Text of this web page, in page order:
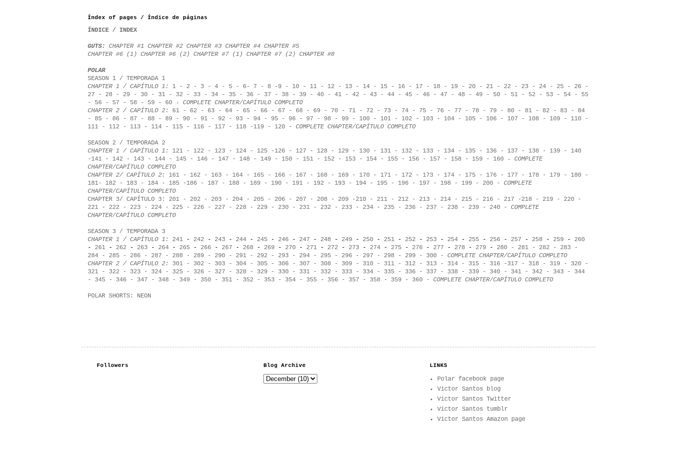
Índex of pages / Índice de páginas
ÍNDICE / INDEX
GUTS: CHAPTER #1 CHAPTER #2 CHAPTER #3 CHAPTER #4 CHAPTER #5
CHAPTER #6 (1) CHAPTER #6 (2) CHAPTER #7 (1) CHAPTER #7 (2) CHAPTER #8
POLAR
SEASON 1 / TEMPORADA 1
CHAPTER 1 / CAPÍTULO 1:
1 - 2 - 3 - 4 - 5 - 6- 7 - 8 -9 - 10 - 11 - 12 - 13 - 14 - 15 - 16 - 17 - 18 - 19 - 20 - 21 - 22 - 23 - 24 - 25 - 26 -
27
- 28 - 29 - 30 - 31 - 32 - 33 - 34 - 35 - 36 - 37 - 38 - 39 - 40 - 41 - 42 - 43 - 44 - 45 - 46 - 47 - 48 - 49 - 50 - 51 - 52 - 53 - 54 - 55
- 56 - 57 - 58 - 59 - 60 - COMPLETE CHAPTER/CAPÍTULO COMPLETO
CHAPTER 2 / CAPÍTULO 2:
61 - 62 - 63 - 64 - 65 - 66 - 67 - 68 - 69 - 70 - 71 - 72 - 73 - 74 - 75 - 76 - 77 - 78 - 79 - 80 - 81 - 82 - 83 - 84
- 85 - 86 - 87 - 88 - 89 - 90 - 91 - 92 - 93 - 94 - 95 - 96 - 97 - 98 - 99 - 100 - 101 - 102 - 103 - 104 - 105 - 106 - 107 - 108 - 109 - 110 -
111 - 112 - 113 - 114 - 115 - 116 - 117 - 118 -119 - 120 - COMPLETE CHAPTER/CAPÍTULO COMPLETO
SEASON 2 / TEMPORADA 2
CHAPTER 1 / CAPÍTULO 1:
121 - 122 - 123 - 124 - 125 -126 - 127 - 128 - 129 - 130 - 131 - 132 - 133 - 134 - 135 - 136 - 137 - 138 - 139 - 140
-141 - 142 - 143 - 144 - 145 - 146 - 147 - 148 - 149 - 150 - 151 - 152 - 153 - 154 - 155 - 156 - 157 - 158 - 159 - 160 - COMPLETE
CHAPTER/CAPÍTULO COMPLETO
CHAPTER 2/ CAPÍTULO 2:
161 - 162 - 163 - 164 - 165 - 166 - 167 - 168 - 169 - 170 - 171 - 172 - 173 - 174 - 175 - 176 - 177 - 178 - 179 - 180 -
181- 182 - 183 - 184 - 185 -186 - 187 - 188 - 189 - 190 - 191 - 192 - 193 - 194 - 195 - 196 - 197 - 198 - 199 - 200 - COMPLETE
CHAPTER/CAPÍTULO COMPLETO
CHAPTER 3/ CAPÍTULO 3:
201 - 202 - 203 - 204 - 205 - 206 - 207 - 208 - 209 -210 - 211 - 212 - 213 - 214 - 215 - 216 - 217 -218 - 219 - 220 -
221 - 222 - 223 - 224 - 225 - 226 - 227 - 228 - 229 - 230 - 231 - 232 - 233 - 234 - 235 - 236 - 237 - 238 - 239 - 240 - COMPLETE
CHAPTER/CAPÍTULO COMPLETO
SEASON 3 / TEMPORADA 3
CHAPTER 1 / CAPÍTULO 1:
241 - 242 - 243 - 244 - 245 - 246 - 247 - 248 - 249 - 250 - 251 - 252 - 253 - 254 - 255 - 256 - 257 - 258 - 259 - 260
- 261 - 262 - 263 - 264 - 265 - 266 - 267 - 268 - 269 - 270 - 271 - 272 - 273 - 274 - 275 - 276 - 277 - 278 - 279 - 280 - 281 - 282 - 283 -
284 - 285 - 286 - 287 - 288 - 289 - 290 - 291 - 292 - 293 - 294 - 295 - 296 - 297 - 298 - 299 - 300 - COMPLETE CHAPTER/CAPÍTULO COMPLETO
CHAPTER 2 / CAPÍTULO 2:
301 - 302 - 303 - 304 - 305 - 306 - 307 - 308 - 309 - 310 - 311 - 312 - 313 - 314 - 315 - 316 -317 - 318 - 319 - 320 -
321 - 322 - 323 - 324 - 325 - 326 - 327 - 328 - 329 - 330 - 331 - 332 - 333 - 334 - 335 - 336 - 337 - 338 - 339 - 340 - 341 - 342 - 343 - 344
- 345 - 346 - 347 - 348 - 349 - 350 - 351 - 352 - 353 - 354 - 355 - 356 - 357 - 358 - 359 - 360 - COMPLETE CHAPTER/CAPÍTULO COMPLETO
POLAR SHORTS: NEON
Followers Blog Archive LINKS
Polar facebook page
Victor Santos blog
Victor Santos Twitter
Victor Santos tumblr
Victor Santos Amazon page